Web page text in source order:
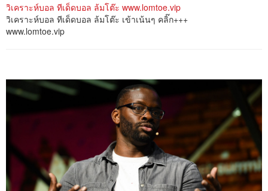
วิเคราะห์บอล ทีเด็ดบอล ล้มโต๊ะ www.lomtoe.vip
วิเคราะห์บอล ทีเด็ดบอล ล้มโต๊ะ เข้าเน้นๆ คลิ๊ก+++
www.lomtoe.vip